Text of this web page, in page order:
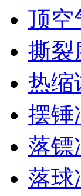
顶空
撕裂
热缩
摆锤
落镖
落球